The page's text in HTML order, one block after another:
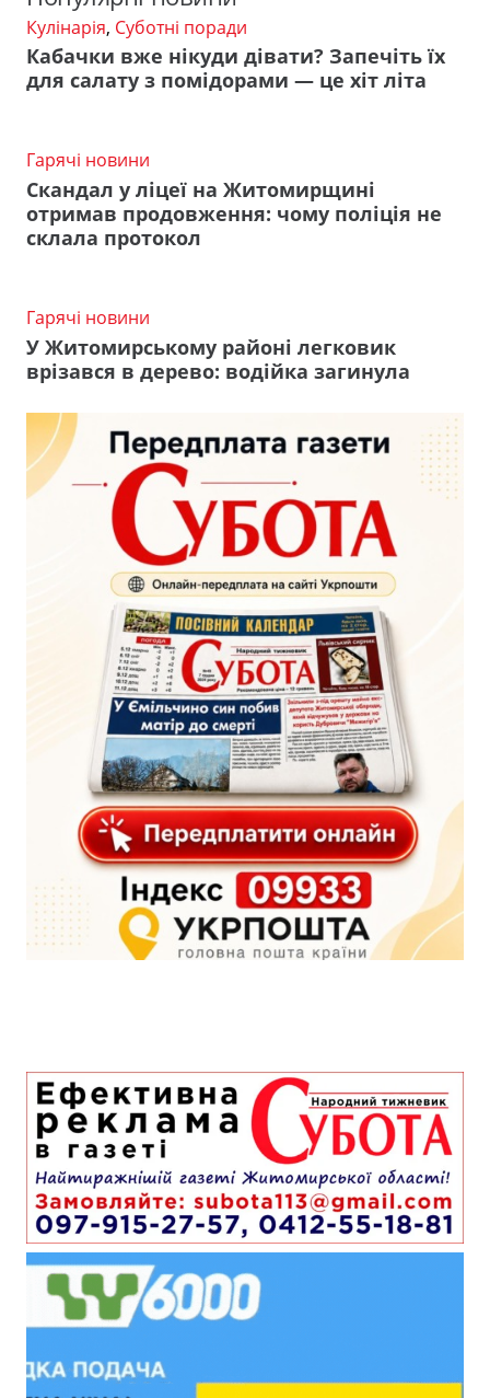
Кулінарія, Суботні поради
Кабачки вже нікуди дівати? Запечіть їх
для салату з помідорами — це хіт літа
Гарячі новини
Скандал у ліцеї на Житомирщині
отримав продовження: чому поліція не
склала протокол
Гарячі новини
У Житомирському районі легковик
врізався в дерево: водійка загинула